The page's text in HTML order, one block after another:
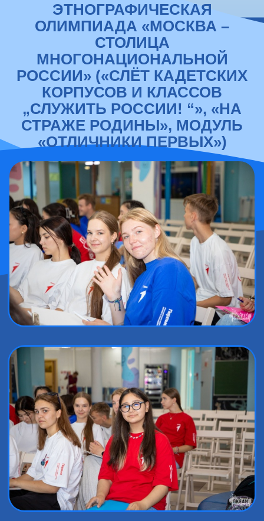
ЭТНОГРАФИЧЕСКАЯ
ОЛИМПИАДА «МОСКВА –
СТОЛИЦА
МНОГОНАЦИОНАЛЬНОЙ
РОССИИ» («СЛЁТ КАДЕТСКИХ
КОРПУСОВ И КЛАССОВ
„СЛУЖИТЬ РОССИИ! “», «НА
СТРАЖЕ РОДИНЫ», МОДУЛЬ
«ОТЛИЧНИКИ ПЕРВЫХ»)